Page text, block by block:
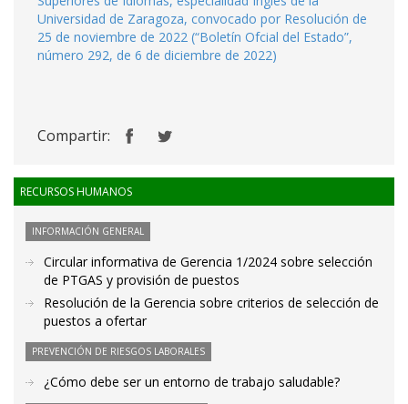
Universidad de Zaragoza, convocado por Resolución de
25 de noviembre de 2022 (“Boletín Ofcial del Estado”,
número 292, de 6 de diciembre de 2022)
Compartir:
RECURSOS HUMANOS
INFORMACIÓN GENERAL
Circular informativa de Gerencia 1/2024 sobre selección
de PTGAS y provisión de puestos
Resolución de la Gerencia sobre criterios de selección de
puestos a ofertar
PREVENCIÓN DE RIESGOS LABORALES
¿Cómo debe ser un entorno de trabajo saludable?